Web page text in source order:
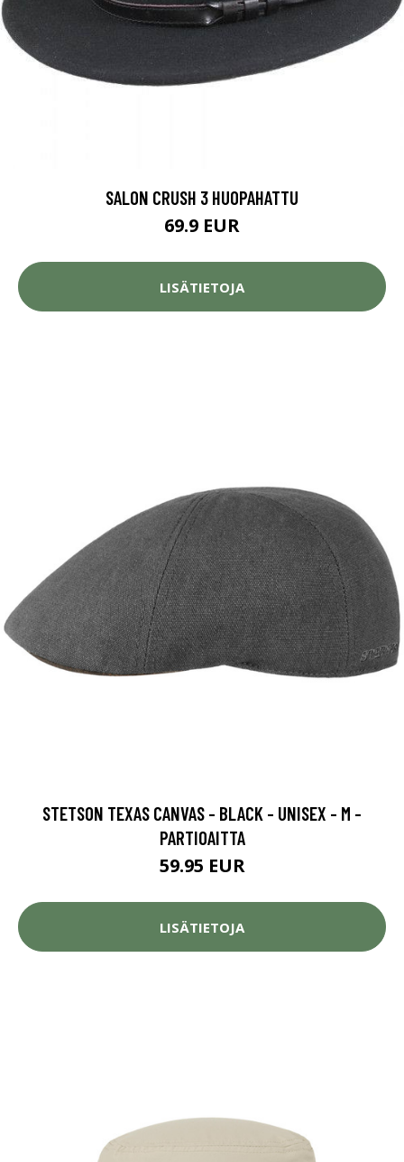
SALON CRUSH 3 HUOPAHATTU
69.9 EUR
LISÄTIETOJA
STETSON TEXAS CANVAS - BLACK - UNISEX - M -
PARTIOAITTA
59.95 EUR
LISÄTIETOJA